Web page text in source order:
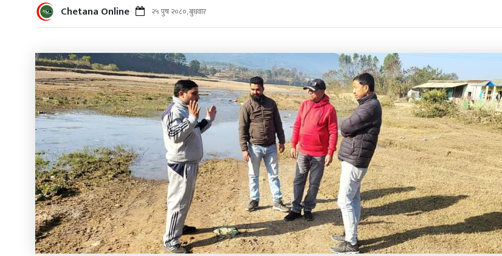
Chetana Online २५ पुष २०८०, बुधवार